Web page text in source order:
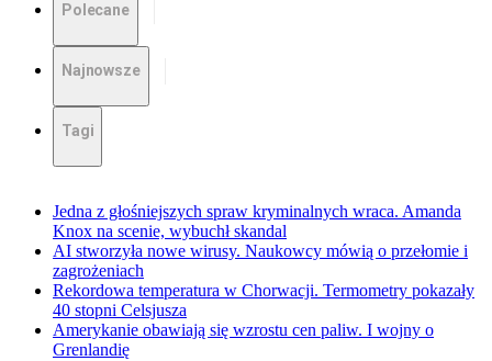
Polecane
Najnowsze
Tagi
Jedna z głośniejszych spraw kryminalnych wraca. Amanda
Knox na scenie, wybuchł skandal
AI stworzyła nowe wirusy. Naukowcy mówią o przełomie i
zagrożeniach
Rekordowa temperatura w Chorwacji. Termometry pokazały
40 stopni Celsjusza
Amerykanie obawiają się wzrostu cen paliw. I wojny o
Grenlandię